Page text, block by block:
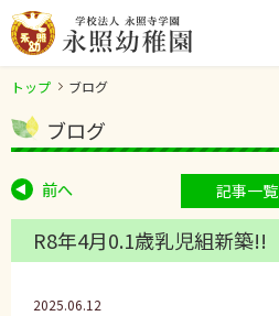
トップ ブログ
ブログ
前へ 記事一覧
R8年4月0.1歳乳児組新築!!
2025.06.12